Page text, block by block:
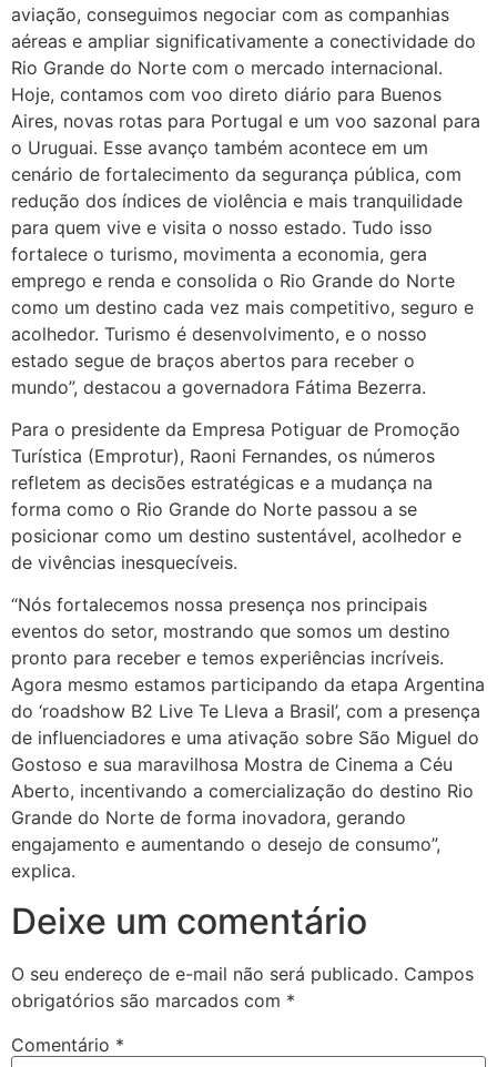
aviação, conseguimos negociar com as companhias
aéreas e ampliar significativamente a conectividade do
Rio Grande do Norte com o mercado internacional.
Hoje, contamos com voo direto diário para Buenos
Aires, novas rotas para Portugal e um voo sazonal para
o Uruguai. Esse avanço também acontece em um
cenário de fortalecimento da segurança pública, com
redução dos índices de violência e mais tranquilidade
para quem vive e visita o nosso estado. Tudo isso
fortalece o turismo, movimenta a economia, gera
emprego e renda e consolida o Rio Grande do Norte
como um destino cada vez mais competitivo, seguro e
acolhedor. Turismo é desenvolvimento, e o nosso
estado segue de braços abertos para receber o
mundo”, destacou a governadora Fátima Bezerra.
Para o presidente da Empresa Potiguar de Promoção
Turística (Emprotur), Raoni Fernandes, os números
refletem as decisões estratégicas e a mudança na
forma como o Rio Grande do Norte passou a se
posicionar como um destino sustentável, acolhedor e
de vivências inesquecíveis.
“Nós fortalecemos nossa presença nos principais
eventos do setor, mostrando que somos um destino
pronto para receber e temos experiências incríveis.
Agora mesmo estamos participando da etapa Argentina
do ‘roadshow B2 Live Te Lleva a Brasil’, com a presença
de influenciadores e uma ativação sobre São Miguel do
Gostoso e sua maravilhosa Mostra de Cinema a Céu
Aberto, incentivando a comercialização do destino Rio
Grande do Norte de forma inovadora, gerando
engajamento e aumentando o desejo de consumo”,
explica.
Deixe um comentário
O seu endereço de e-mail não será publicado. Campos
obrigatórios são marcados com *
Comentário *